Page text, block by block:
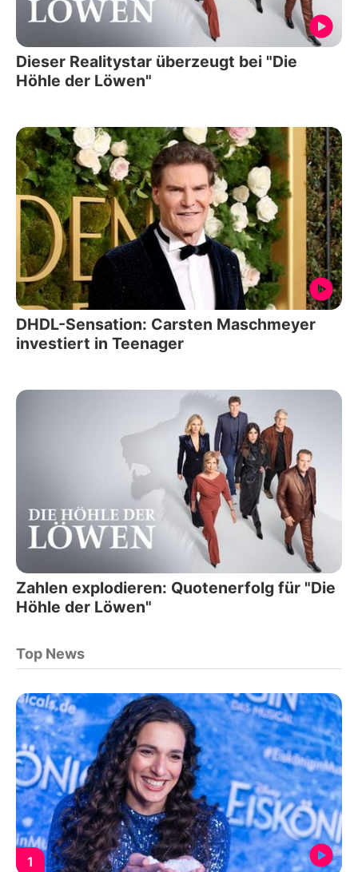
Dieser Realitystar überzeugt bei "Die
Höhle der Löwen"
DHDL-Sensation: Carsten Maschmeyer
investiert in Teenager
Zahlen explodieren: Quotenerfolg für "Die
Höhle der Löwen"
Top News
1